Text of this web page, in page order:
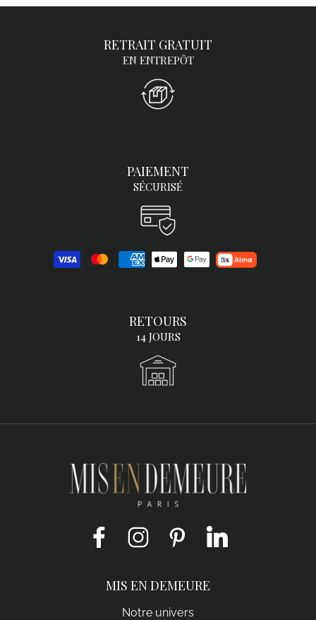
RETRAIT GRATUIT
EN ENTREPÔT
PAIEMENT
SÉCURISÉ
RETOURS
14 JOURS
Facebook Instagram Pinterest
MIS EN DEMEURE
Notre univers